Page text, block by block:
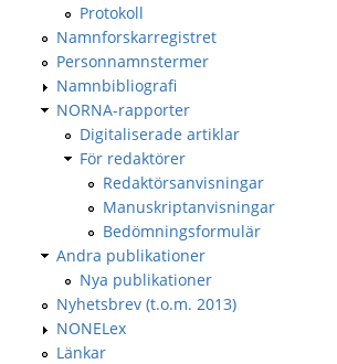
Protokoll
Namnforskarregistret
Personnamnstermer
Namnbibliografi
NORNA-rapporter
Digitaliserade artiklar
För redaktörer
Redaktörsanvisningar
Manuskriptanvisningar
Bedömningsformulär
Andra publikationer
Nya publikationer
Nyhetsbrev (t.o.m. 2013)
NONELex
Länkar